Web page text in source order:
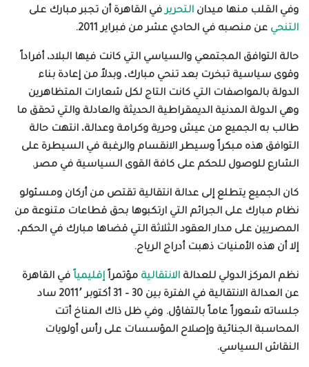
وفي القلب منها ميدان التحريرفي القاهرة أن تجبر مبارك على
التنحي عن منصبه في الحادي عشر من فبراير 2011.
حالة التوافق المجتمعي والسياسي التي كانت فيها البلاد، أفراداً
وقوى سياسية تبخرت بعد تنحي مبارك، وبدلاً من إعادة بناء
الدولة بالمواصفات التي كانت التاج لكل شعارات المتظاهرين
وهي الدولة المدنية الديمقراطية الحديثة والعادلة والتي تحقق ما
طالب به الجميع من عيش وحرية وكرامة وعدالة، انتهت حالة
التوافق هذه مبكراً وسيطر الانقسام والرغبة في السيطرة على
الشارع للوصول للحكم على كافة القوى السياسية في مصر.
كان الجميع يتطلع إلى عدالة انتقالية تقتص من أركان ومسئولو
نظام مبارك على الجرائم التي ارتكبوها بحق قطاعات متنوعة من
المصريين على مدار العقود الثلاثة التي قضاها مبارك في الحكم،
إلا أن هذه الأمنيات ذهبت أدراج الرياح.
نظم المركز الدولي للعدالة الانتقالية مؤتمراًإقليمياً في القاهرة
عن العدالة الانتقالية في الفترة بين 30 – 31 أكتوبر 2011٬ ساد
جلساته شعوراً عاماً بالتفاؤل. وفي ظل ذاك المناخ أتت
المحاسبة الجنائية وإصلاح المؤسسات على رأس أولويات
النقاش السياسي.